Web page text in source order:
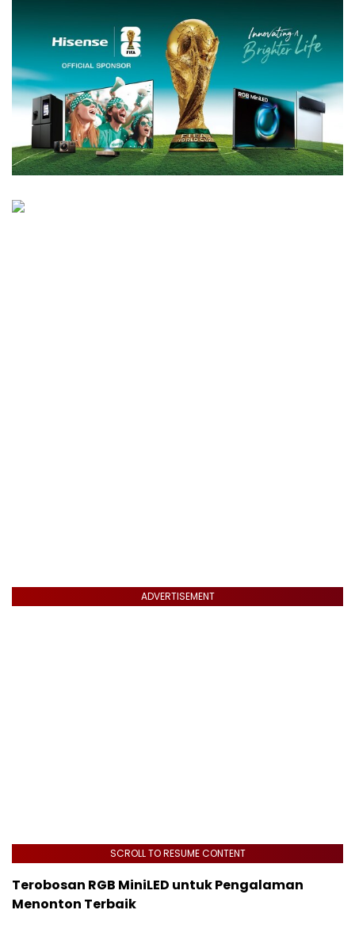
ADVERTISEMENT
SCROLL TO RESUME CONTENT
Terobosan RGB MiniLED untuk Pengalaman
Menonton Terbaik